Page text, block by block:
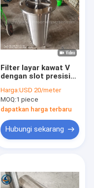
Filter layar kawat V
dengan slot presisi
Harga:USD 20/meter
MOQ:1 piece
dapatkan harga terbaru
Hubungi sekarang